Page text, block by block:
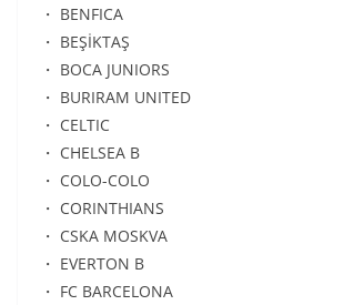
・ BENFICA
・ BEŞİKTAŞ
・ BOCA JUNIORS
・ BURIRAM UNITED
・ CELTIC
・ CHELSEA B
・ COLO-COLO
・ CORINTHIANS
・ CSKA MOSKVA
・ EVERTON B
・ FC BARCELONA